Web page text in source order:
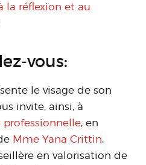
la réflexion et au
vous:
le visage de son
invite, ainsi, à
professionnelle, en
Mme Yana Crittin,
en valorisation de